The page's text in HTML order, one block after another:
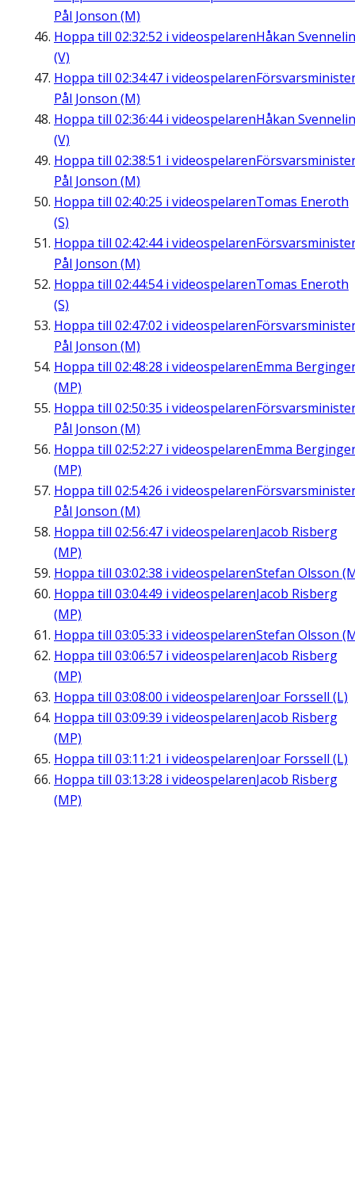
Pål Jonson (M)
Hoppa till 02:32:52 i videospelarenHåkan
(V)
Hoppa till 02:34:47 i videospelaren
Pål Jonson (M)
Hoppa till 02:36:44i videospelarenHåkan
(V)
Hoppa till 02:38:51 i videospelaren
Pål Jonson (M)
Hoppa till 02:40:25 i videospelarenTomas Eneroth
(S)
Hoppa till 02:42:44i videospelaren
Pål Jonson (M)
Hoppa till 02:44:54i videospelarenTomas Eneroth
(S)
Hoppa till 02:47:02 i videospelaren
Pål Jonson (M)
Hoppa till 02:48:28 i videospelarenEmma
(MP)
Hoppa till 02:50:35 i videospelaren
Pål Jonson (M)
Hoppa till 02:52:27 i videospelarenEmma
(MP)
Hoppa till 02:54:26 i videospelaren
Pål Jonson (M)
Hoppa till 02:56:47 i videospelarenJacob Risberg
(MP)
Hoppa till 03:02:38 i videospelarenStefan Olsson
Hoppa till 03:04:49 i videospelarenJacob Risberg
(MP)
Hoppa till 03:05:33 i videospelarenStefan Olsson
Hoppa till 03:06:57 i videospelarenJacob Risberg
(MP)
Hoppa till 03:08:00 i videospelarenJoar Forssell (L)
Hoppa till 03:09:39 i videospelarenJacob Risberg
(MP)
Hoppa till 03:11:21 i videospelarenJoar Forssell (L)
Hoppa till 03:13:28 i videospelarenJacob Risberg
(MP)